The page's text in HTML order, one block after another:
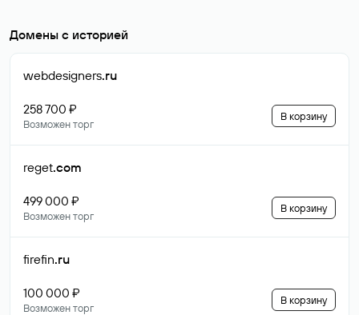
Домены с историей
webdesigners.ru
258 700 ₽
Возможен торг
В корзину
reget.com
499 000 ₽
Возможен торг
В корзину
firefin.ru
100 000 ₽
Возможен торг
В корзину